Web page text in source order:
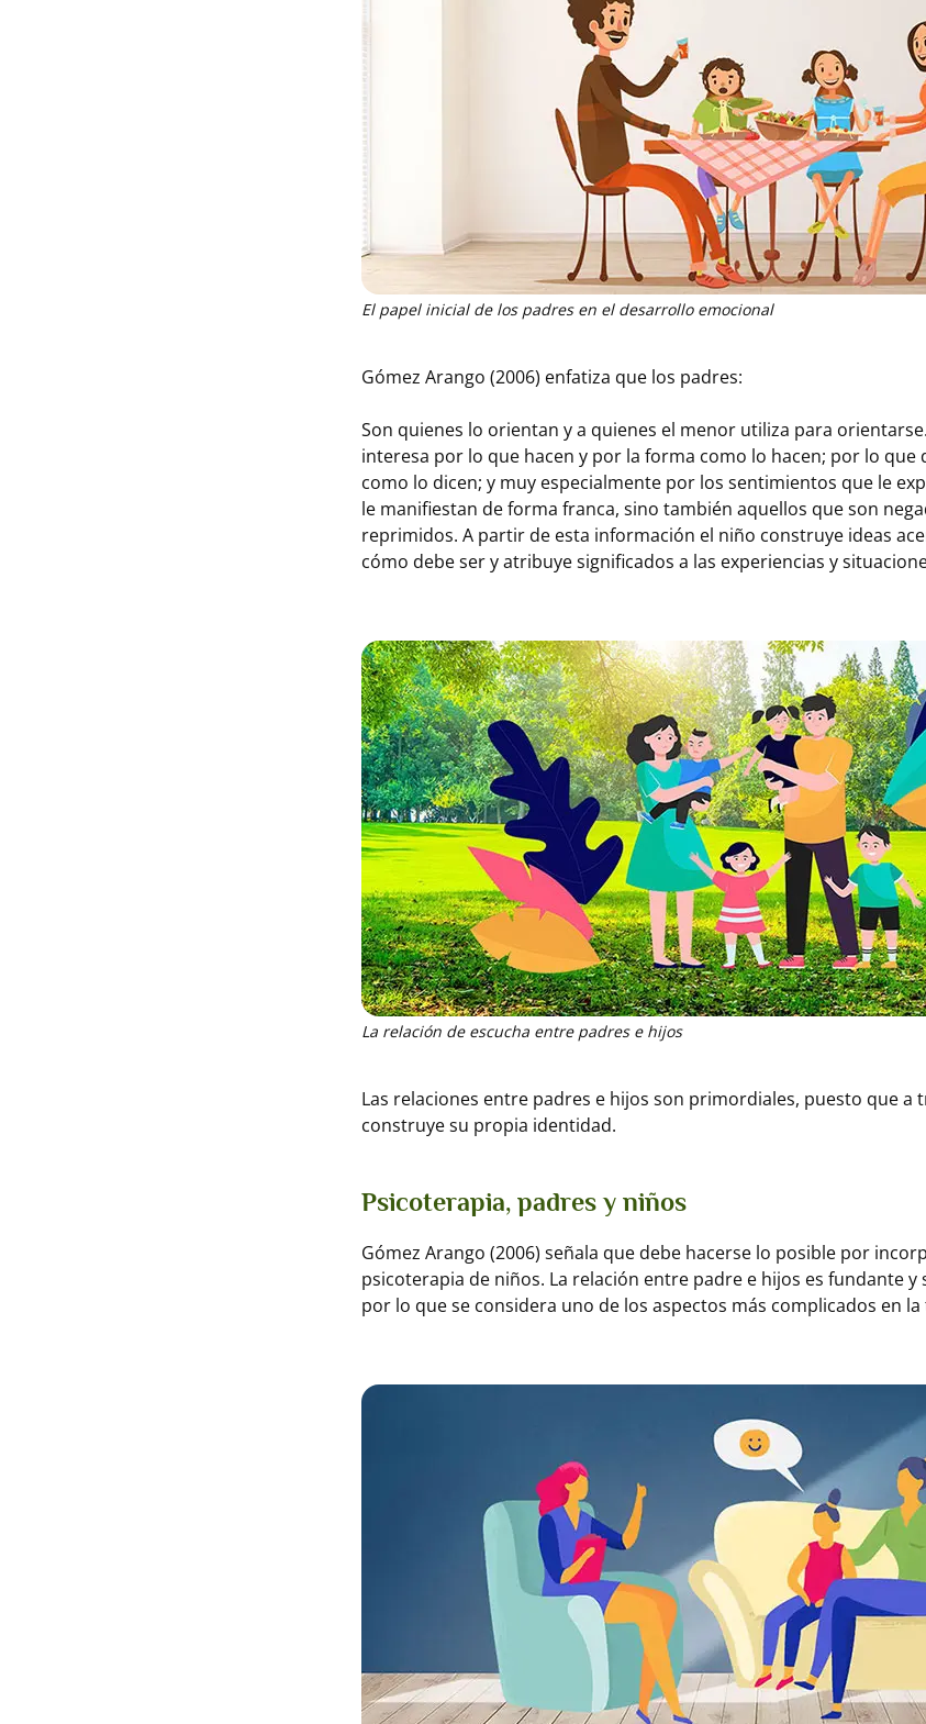
El papel inicial de los padres en el desarrollo emocional
Gómez Arango (2006) enfatiza que los padres:
Son quienes lo orientan y a quienes el menor utiliza para
interesa por lo que hacen y por la forma como lo hacen; por lo que
como lo dicen; y muy especialmente por los sentimientos que le
le manifiestan de forma franca, sino también aquellos que son
reprimidos. A partir de esta información el niño construye ideas
cómo debe ser y atribuye significados a las experiencias y
La relación de escucha entre padres e hijos
Las relaciones entre padres e hijos son primordiales, puesto que a
construye su propia identidad.
Psicoterapia, padres y niños
Gómez Arango (2006) señala que debe hacerse lo posible por
psicoterapia de niños. La relación entre padre e hijos es fundante y
por lo que se considera uno de los aspectos más complicados en